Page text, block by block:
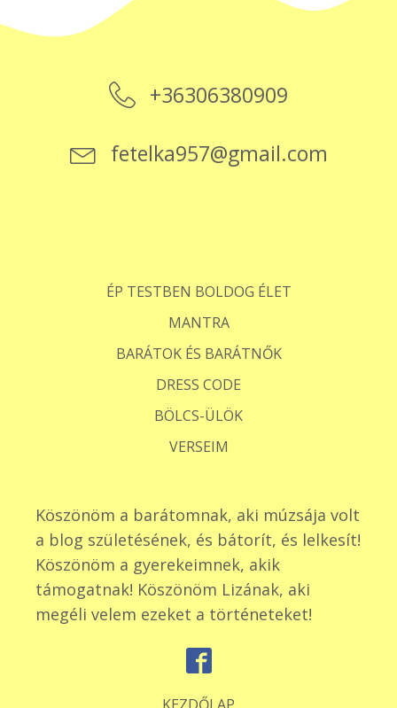
+36306380909
fetelka957@gmail.com
ÉP TESTBEN BOLDOG ÉLET
MANTRA
BARÁTOK ÉS BARÁTNŐK
DRESS CODE
BÖLCS-ÜLÖK
VERSEIM
Köszönöm a barátomnak, aki múzsája volt
a blog születésének, és bátorít, és lelkesít!
Köszönöm a gyerekeimnek, akik
támogatnak! Köszönöm Lizának, aki
megéli velem ezeket a történeteket!